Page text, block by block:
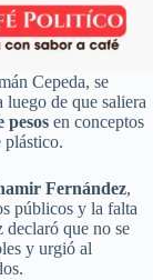
Cepeda, se
luego de que saliera
pesos en conceptos
plástico.
Fernández,
públicos y la falta
declaró que no se
y urgió al